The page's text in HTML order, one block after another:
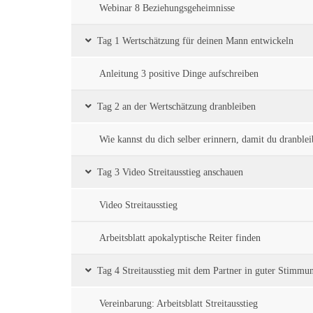
Webinar 8 Beziehungsgeheimnisse
Tag 1 Wertschätzung für deinen Mann entwickeln
Anleitung 3 positive Dinge aufschreiben
Tag 2 an der Wertschätzung dranbleiben
Wie kannst du dich selber erinnern, damit du
Tag 3 Video Streitausstieg anschauen
Video Streitausstieg
Arbeitsblatt apokalyptische Reiter finden
Tag 4 Streitausstieg mit dem Partner in guter
Vereinbarung: Arbeitsblatt Streitausstieg